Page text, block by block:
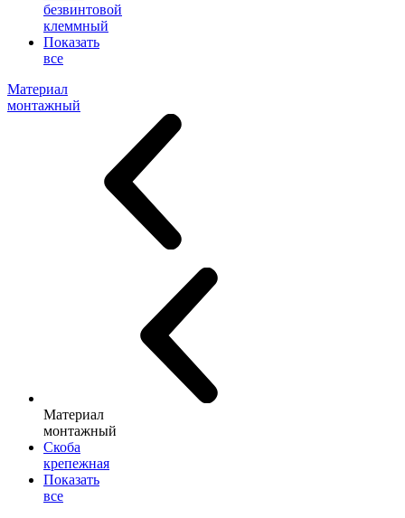
безвинтовой
клеммный
Показать
все
Материал
монтажный
Материал
монтажный
Скоба
крепежная
Показать
все